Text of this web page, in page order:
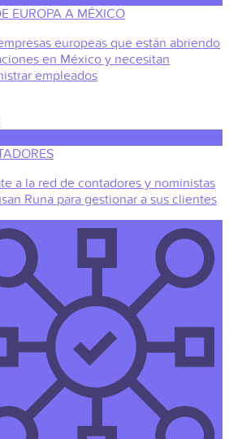
EUROPA A MÉXICO
europeas que están abriendo
en México y necesitan
empleados
a la red de contadores y noministas
Runa para gestionar a sus clientes